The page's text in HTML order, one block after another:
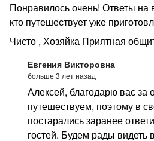
Понравилось очень! Ответы на
кто путешествует уже
Чисто , Хозяйка Приятная
Евгения Викторовна
больше 3 лет назад
Алексей, благодарю вас за
путешествуем, поэтому в
постарались заранее
гостей. Будем рады видеть